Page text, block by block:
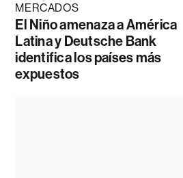
MERCADOS
El Niño amenaza a América
Latina y Deutsche Bank
identifica los países más
expuestos